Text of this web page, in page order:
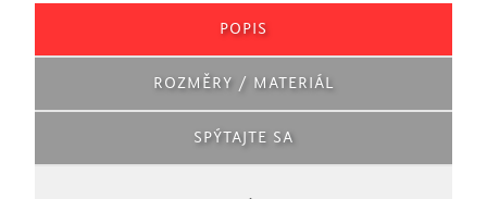
POPIS
ROZMĚRY / MATERIÁL
SPÝTAJTE SA